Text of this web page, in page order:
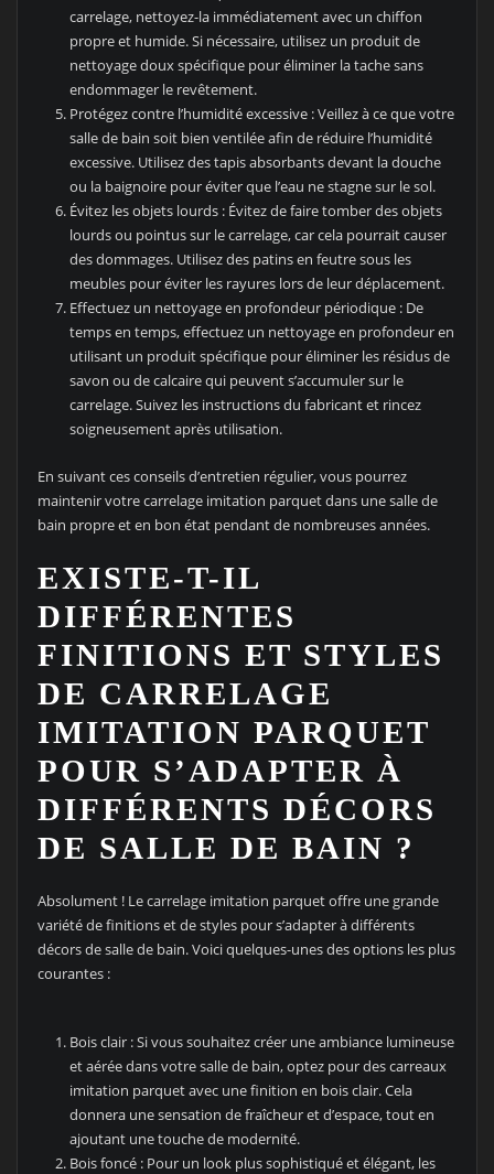
carrelage, nettoyez-la immédiatement avec un chiffon
propre et humide. Si nécessaire, utilisez un produit de
nettoyage doux spécifique pour éliminer la tache sans
endommager le revêtement.
Protégez contre l’humidité excessive : Veillez à ce que votre
salle de bain soit bien ventilée afin de réduire l’humidité
excessive. Utilisez des tapis absorbants devant la douche
ou la baignoire pour éviter que l’eau ne stagne sur le sol.
Évitez les objets lourds : Évitez de faire tomber des objets
lourds ou pointus sur le carrelage, car cela pourrait causer
des dommages. Utilisez des patins en feutre sous les
meubles pour éviter les rayures lors de leur déplacement.
Effectuez un nettoyage en profondeur périodique : De
temps en temps, effectuez un nettoyage en profondeur en
utilisant un produit spécifique pour éliminer les résidus de
savon ou de calcaire qui peuvent s’accumuler sur le
carrelage. Suivez les instructions du fabricant et rincez
soigneusement après utilisation.
En suivant ces conseils d’entretien régulier, vous pourrez
maintenir votre carrelage imitation parquet dans une salle de
bain propre et en bon état pendant de nombreuses années.
EXISTE-T-IL
DIFFÉRENTES
FINITIONS ET STYLES
DE CARRELAGE
IMITATION PARQUET
POUR S’ADAPTER À
DIFFÉRENTS DÉCORS
DE SALLE DE BAIN ?
Absolument ! Le carrelage imitation parquet offre une grande
variété de finitions et de styles pour s’adapter à différents
décors de salle de bain. Voici quelques-unes des options les plus
courantes :
Bois clair : Si vous souhaitez créer une ambiance lumineuse
et aérée dans votre salle de bain, optez pour des carreaux
imitation parquet avec une finition en bois clair. Cela
donnera une sensation de fraîcheur et d’espace, tout en
ajoutant une touche de modernité.
Bois foncé : Pour un look plus sophistiqué et élégant, les